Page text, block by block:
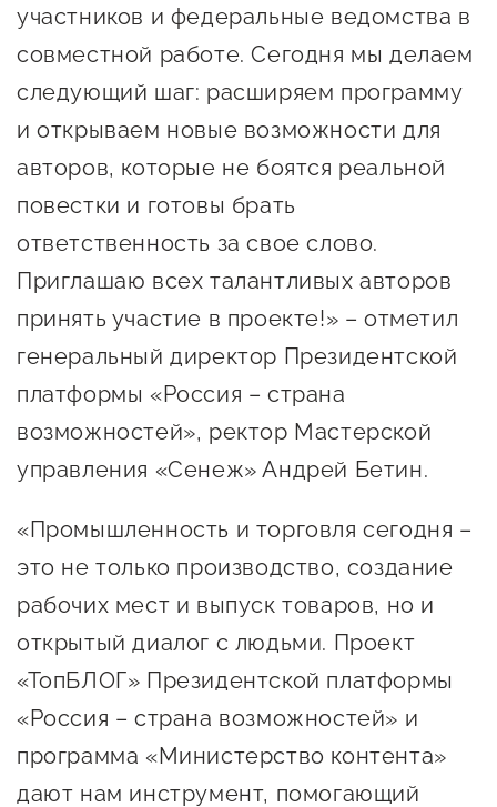
Онлайн-витрина
Экскурсии на
производства
Органы власти
Организации,
Интерактивные сервисы
Каталог маркетплейсов
Каталог креативной
продукции
Госзакупки для малого
бизнеса
Каталог югорских франшиз
Инвестору
Новости УФНС
Каталог грантов
предпринимателей
Иностранным гражданам
участников и федеральные ведомства в
совместной работе. Сегодня мы делаем
следующий шаг: расширяем программу
и открываем новые возможности для
авторов, которые не боятся реальной
повестки и готовы брать
ответственность за свое слово.
Приглашаю всех талантливых авторов
принять участие в проекте!» – отметил
генеральный директор Президентской
платформы «Россия – страна
возможностей», ректор Мастерской
управления «Сенеж» Андрей Бетин.
«Промышленность и торговля сегодня –
это не только производство, создание
рабочих мест и выпуск товаров, но и
открытый диалог с людьми. Проект
«ТопБЛОГ» Президентской платформы
«Россия – страна возможностей» и
программа «Министерство контента»
дают нам инструмент, помогающий